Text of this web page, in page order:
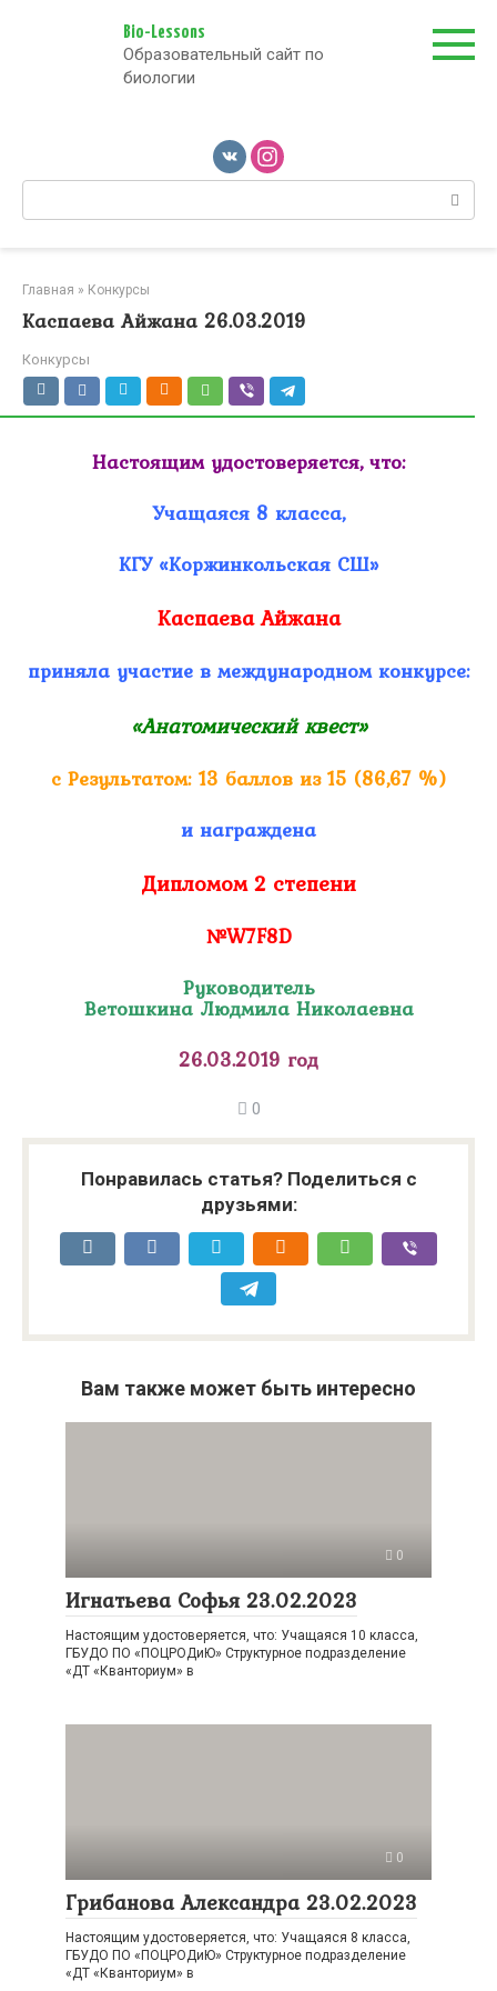
Bio-Lessons
Образовательный сайт по
биологии
Поиск:
Главная » Конкурсы
Каспаева Айжана 26.03.2019
Конкурсы
Настоящим удостоверяется, что:
Учащаяся 8 класса,
КГУ «Коржинкольская СШ»
Каспаева Айжана
приняла участие в международном конкурсе:
«Анатомический квест»
с Результатом: 13 баллов из 15 (86,67 %)
и награждена
Дипломом 2 степени
№W7F8D
Руководитель
Ветошкина Людмила Николаевна
26.03.2019 год
0
Понравилась статья? Поделиться с
друзьями:
Вам также может быть интересно
0
Игнатьева Софья 23.02.2023
Настоящим удостоверяется, что: Учащаяся 10 класса,
ГБУДО ПО «ПОЦРОДиЮ» Структурное подразделение
«ДТ «Кванториум» в
0
Грибанова Александра 23.02.2023
Настоящим удостоверяется, что: Учащаяся 8 класса,
ГБУДО ПО «ПОЦРОДиЮ» Структурное подразделение
«ДТ «Кванториум» в